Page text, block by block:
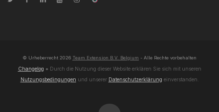
© Urheberrecht 2026 Team Extension B.V. Belgium - Alle Rechte vorbehalten
Changelog ● Durch die Nutzung dieser Website erklären Sie sich mit unseren
Nutzungsbedingungen und unserer Datenschutzerklärung einverstanden.